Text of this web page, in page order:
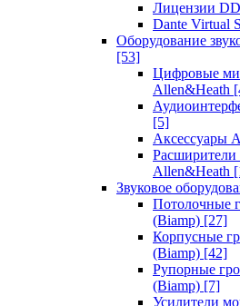
Лицензии
Dante Virtual
Оборудование
[53]
Цифровые
Allen&Heath
[5]
Аксессуары
Расширители
Allen&Heath
Звуковое
Потолочные
(Biamp) [27]
Корпусные
(Biamp) [42]
Рупорные
(Biamp) [7]
Усилители